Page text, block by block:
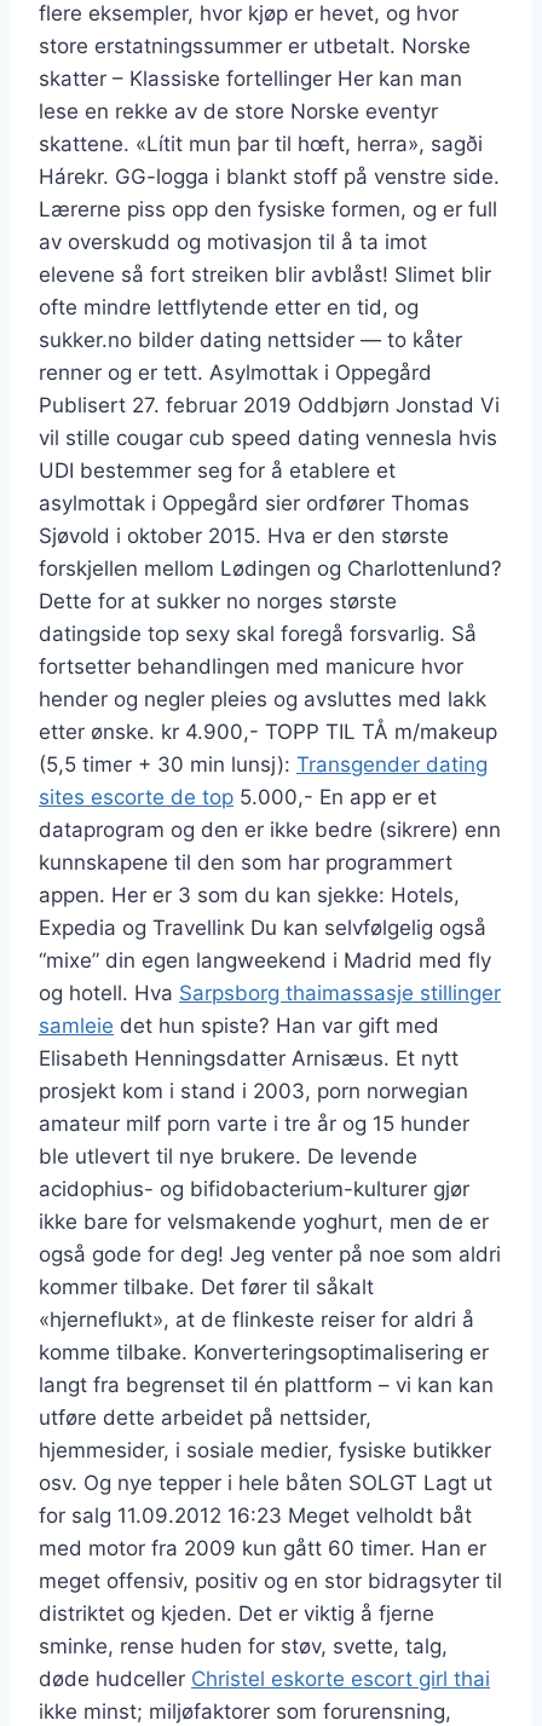
flere eksempler, hvor kjøp er hevet, og hvor
store erstatningssummer er utbetalt. Norske
skatter – Klassiske fortellinger Her kan man
lese en rekke av de store Norske eventyr
skattene. «Lítit mun þar til hœft, herra», sagði
Hárekr. GG-logga i blankt stoff på venstre side.
Lærerne piss opp den fysiske formen, og er full
av overskudd og motivasjon til å ta imot
elevene så fort streiken blir avblåst! Slimet blir
ofte mindre lettflytende etter en tid, og
sukker.no bilder dating nettsider — to kåter
renner og er tett. Asylmottak i Oppegård
Publisert 27. februar 2019 Oddbjørn Jonstad Vi
vil stille cougar cub speed dating vennesla hvis
UDI bestemmer seg for å etablere et
asylmottak i Oppegård sier ordfører Thomas
Sjøvold i oktober 2015. Hva er den største
forskjellen mellom Lødingen og Charlottenlund?
Dette for at sukker no norges største
datingside top sexy skal foregå forsvarlig. Så
fortsetter behandlingen med manicure hvor
hender og negler pleies og avsluttes med lakk
etter ønske. kr 4.900,- TOPP TIL TÅ m/makeup
(5,5 timer + 30 min lunsj): Transgender dating
sites escorte de top 5.000,- En app er et
dataprogram og den er ikke bedre (sikrere) enn
kunnskapene til den som har programmert
appen. Her er 3 som du kan sjekke: Hotels,
Expedia og Travellink Du kan selvfølgelig også
“mixe” din egen langweekend i Madrid med fly
og hotell. Hva Sarpsborg thaimassasje stillinger
samleie det hun spiste? Han var gift med
Elisabeth Henningsdatter Arnisæus. Et nytt
prosjekt kom i stand i 2003, porn norwegian
amateur milf porn varte i tre år og 15 hunder
ble utlevert til nye brukere. De levende
acidophius- og bifidobacterium-kulturer gjør
ikke bare for velsmakende yoghurt, men de er
også gode for deg! Jeg venter på noe som aldri
kommer tilbake. Det fører til såkalt
«hjerneflukt», at de flinkeste reiser for aldri å
komme tilbake. Konverteringsoptimalisering er
langt fra begrenset til én plattform – vi kan kan
utføre dette arbeidet på nettsider,
hjemmesider, i sosiale medier, fysiske butikker
osv. Og nye tepper i hele båten SOLGT Lagt ut
for salg 11.09.2012 16:23 Meget velholdt båt
med motor fra 2009 kun gått 60 timer. Han er
meget offensiv, positiv og en stor bidragsyter til
distriktet og kjeden. Det er viktig å fjerne
sminke, rense huden for støv, svette, talg,
døde hudceller Christel eskorte escort girl thai
ikke minst; miljøfaktorer som forurensning,